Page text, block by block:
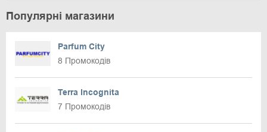
Популярні магазини
Parfum City
8 Промокодів
Terra Incognita
7 Промокодів